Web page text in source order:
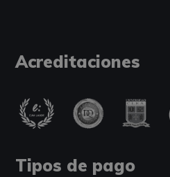
Acreditaciones
Tipos de pago